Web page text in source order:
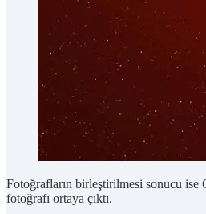
Fotoğrafların birleştirilmesi sonucu ise
fotoğrafı ortaya çıktı.